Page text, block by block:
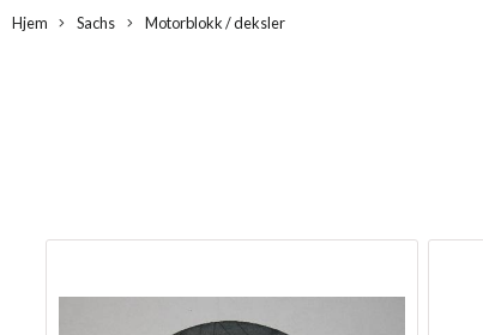
Hjem Sachs Motorblokk / deksler